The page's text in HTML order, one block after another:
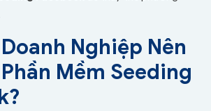
Nghiệp Nên
Mềm Seeding